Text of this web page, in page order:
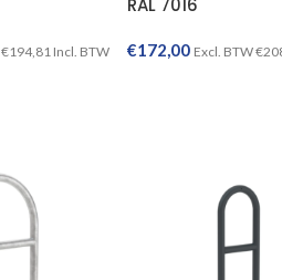
€194,81Incl. BTW
RAL 7016
€172,00 Excl. BTW€